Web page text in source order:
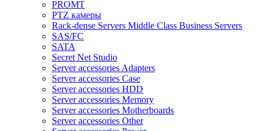
PROMT
PTZ камеры
Rack-dense Servers Middle Class Business Servers
SAS/FC
SATA
Secret Net Studio
Server accessories Adapters
Server accessories Case
Server accessories HDD
Server accessories Memory
Server accessories Motherboards
Server accessories Other